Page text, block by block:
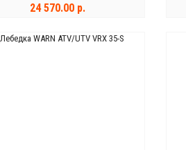
24 570.00 р.